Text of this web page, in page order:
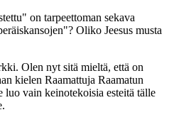
on tarpeettoman sekava
Oliko Jeesus musta
Olen nyt sitä mieltä, että on
kielen Raamattuja Raamatun
luo vain keinotekoisia esteitä tälle